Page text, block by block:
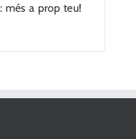
més a prop teu!